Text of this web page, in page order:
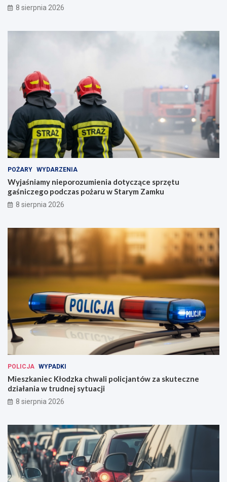
8 sierpnia 2026
POŻARY WYDARZENIA
Wyjaśniamy nieporozumienia dotyczące sprzętu
gaśniczego podczas pożaru w Starym Zamku
8 sierpnia 2026
POLICJA WYPADKI
Mieszkaniec Kłodzka chwali policjantów za skuteczne
działania w trudnej sytuacji
8 sierpnia 2026